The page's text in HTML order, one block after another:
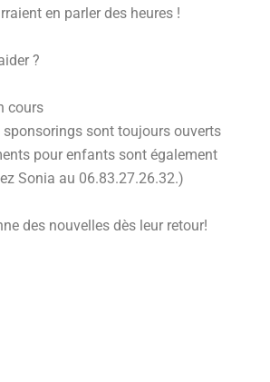
en parler des heures !
?
cours
sponsorings sont toujours ouverts
pour enfants sont également
Sonia au 06.83.27.26.32.)
des nouvelles dès leur retour!